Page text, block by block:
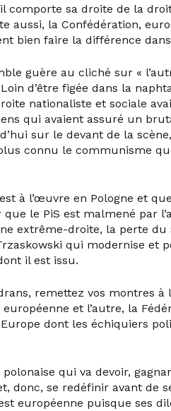
comporte sa droite de la
aussi, la Confédération,
bien faire la différence
guère au cliché sur «
d’être figée dans la
nationaliste et sociale
qui avaient assuré un
sur le devant de la
connu le communisme
est à l’œuvre en Pologne et
le PiS est malmené par
extrême-droite, la perte
qui modernise et
il est issu.
remettez vos montres à
européenne et l’autre, la
Europe dont les échiquiers
qui va devoir,
donc, se redéfinir avant de
européenne puisque ses